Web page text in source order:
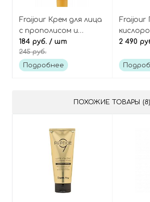
Fraijour Крем для лица
с прополисом и
цитрусом юдзу (мини)
Yuzu Honey Enriched
Cream mini
184 руб. / шт
245 руб.
Подробнее
Fraijour
для
2 490
ПОХОЖИЕ ТОВАРЫ (8)